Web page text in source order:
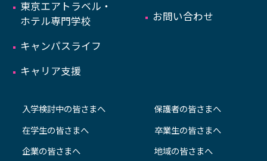
東京エアトラベル・
ホテル専門学校
キャンパスライフ
キャリア支援
お問い合わせ
入学検討中の皆さまへ
在学生の皆さまへ
企業の皆さまへ
保護者の皆さまへ
卒業生の皆さまへ
地域の皆さまへ